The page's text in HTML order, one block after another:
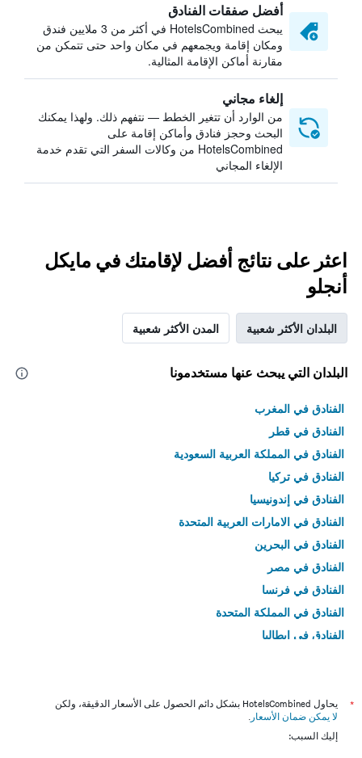
أفضل صفقات الفنادق
يبحث HotelsCombined في أكثر من 3 ملايين فندق
ومكان إقامة ويجمعهم في مكان واحد حتى تتمكن من
مقارنة أماكن الإقامة المثالية.
إلغاء مجاني
من الوارد أن تتغير الخطط — نتفهم ذلك. ولهذا يمكنك
البحث وحجز فنادق وأماكن إقامة على
HotelsCombined من وكالات السفر التي تقدم خدمة
الإلغاء المجاني
اعثر على نتائج أفضل لإقامتك في مايكل
أنجلو
البلدان الأكثر شعبية المدن الأكثر شعبية
البلدان التي يبحث عنها مستخدمونا
الفنادق في المغرب
الفنادق في قطر
الفنادق في المملكة العربية السعودية
الفنادق في تركيا
الفنادق في إندونيسيا
الفنادق في الامارات العربية المتحدة
الفنادق في البحرين
الفنادق في مصر
الفنادق في فرنسا
الفنادق في المملكة المتحدة
الفنادق في إيطاليا
*
يحاول HotelsCombined بشكل دائم الحصول على الأسعار الدقيقة، ولكن
لا يمكن ضمان الأسعار .
إليك السبب: